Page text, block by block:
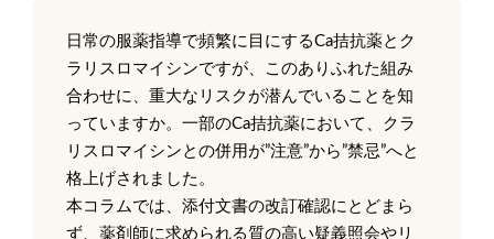
日常の服薬指導で頻繁に目にするCa拮抗薬とク
ラリスロマイシンですが、このありふれた組み
合わせに、重大なリスクが潜んでいることを知
っていますか。一部のCa拮抗薬において、クラ
リスロマイシンとの併用が”注意”から”禁忌”へと
格上げされました。
本コラムでは、添付文書の改訂確認にとどまら
ず、薬剤師に求められる質の高い疑義照会やリ